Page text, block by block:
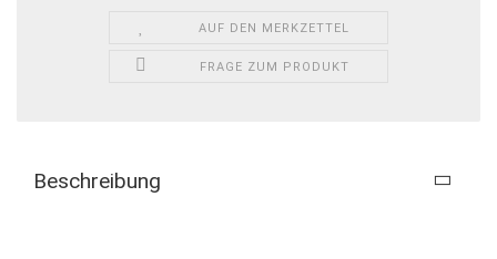
AUF DEN MERKZETTEL
FRAGE ZUM PRODUKT
Beschreibung